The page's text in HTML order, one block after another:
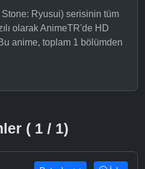
Stone: Ryusui) serisinin tüm
olarak AnimeTR'de HD
anime, toplam 1 bölümden
( 1 / 1)